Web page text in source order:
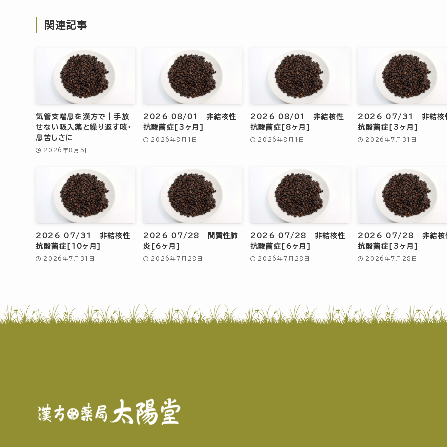
関連記事
気管支喘息を漢方で｜手放
せない吸入薬と繰り返す咳・
息苦しさに
2026年8月5日
2026 08/01 非結核性
抗酸菌症[3ヶ月]
2026年8月1日
2026 08/01 非結核性
抗酸菌症[8ヶ月]
2026年8月1日
2026 07/31 非結核
抗酸菌症[3ヶ月]
2026年7月31日
2026 07/31 非結核性
抗酸菌症[10ヶ月]
2026年7月31日
2026 07/28 間質性肺
炎[6ヶ月]
2026年7月28日
2026 07/28 非結核性
抗酸菌症[6ヶ月]
2026年7月28日
2026 07/28 非結核
抗酸菌症[3ヶ月]
2026年7月28日